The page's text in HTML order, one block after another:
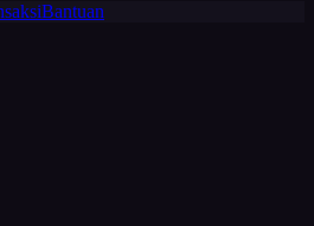
Bantuan